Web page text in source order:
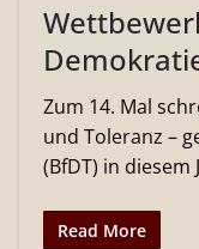
Zum 14. Mal
und Toleranz –
(BfDT) in diesem
Read More